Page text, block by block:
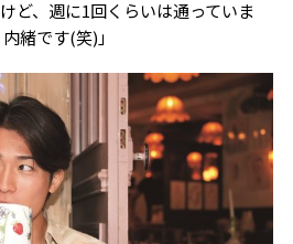
ど、週に1回くらいは通っていま
緒です(笑)」